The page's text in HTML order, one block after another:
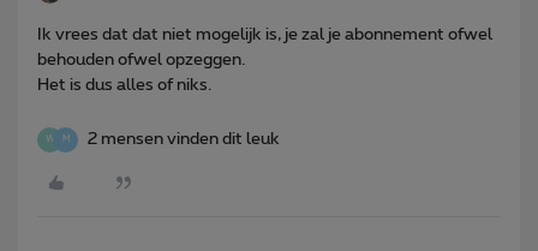
Ik vrees dat dat niet mogelijk is, je zal je abonnement ofwel
behouden ofwel opzeggen.
Het is dus alles of niks.
W M 2 mensen vinden dit leuk